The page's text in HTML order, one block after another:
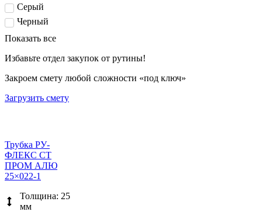
Серый
Черный
Показать все
Избавьте отдел закупок от рутины!
Закроем смету любой сложности «под ключ»
Загрузить смету
Трубка РУ-
ФЛЕКС СТ
ПРОМ АЛЮ
25×022-1
Толщина: 25
мм